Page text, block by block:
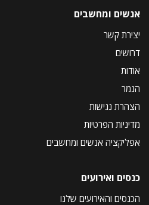
אנשים ומחשבים
יצירת קשר
דרושים
אודות
הנמר
הצהרת נגישות
מדיניות הפרטיות
אפליקציה אנשים ומחשבים
כנסים ואירועים
הכנסים והאירועים שלנו